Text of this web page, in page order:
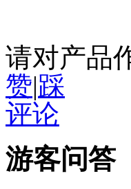
请对产品
赞|踩
评论
游客问答